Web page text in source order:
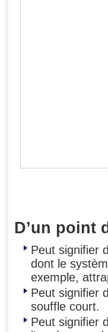
D’un point
Peut signifier
dont le
exemple,
Peut signifier
souffle court.
Peut signifier